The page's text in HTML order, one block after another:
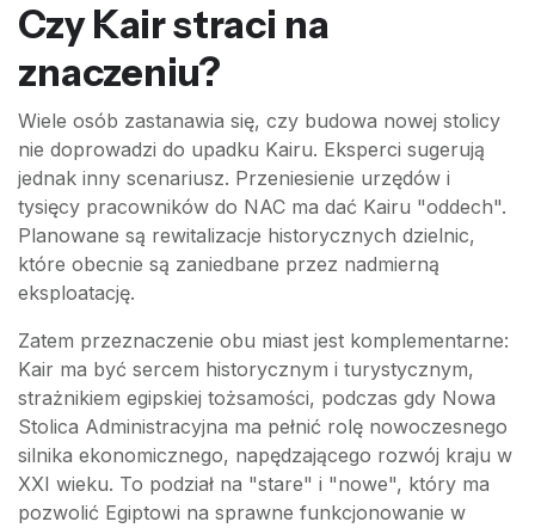
Czy Kair straci na
znaczeniu?
Wiele osób zastanawia się, czy budowa nowej stolicy
nie doprowadzi do upadku Kairu. Eksperci sugerują
jednak inny scenariusz. Przeniesienie urzędów i
tysięcy pracowników do NAC ma dać Kairu "oddech".
Planowane są rewitalizacje historycznych dzielnic,
które obecnie są zaniedbane przez nadmierną
eksploatację.
Zatem przeznaczenie obu miast jest komplementarne:
Kair ma być sercem historycznym i turystycznym,
strażnikiem egipskiej tożsamości, podczas gdy Nowa
Stolica Administracyjna ma pełnić rolę nowoczesnego
silnika ekonomicznego, napędzającego rozwój kraju w
XXI wieku. To podział na "stare" i "nowe", który ma
pozwolić Egiptowi na sprawne funkcjonowanie w